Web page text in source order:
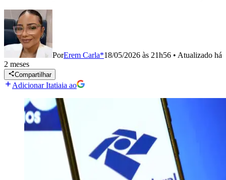
PorErem Carla*18/05/2026 às 21h56 • Atualizado há
2 meses
Compartilhar
Adicionar Itatiaia ao